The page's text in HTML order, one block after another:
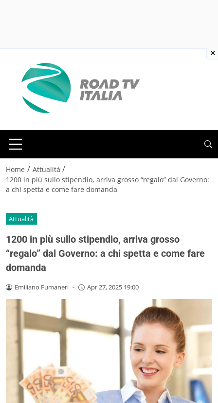
Home / Attualità /
1200 in più sullo stipendio, arriva grosso “regalo” dal Governo:
a chi spetta e come fare domanda
Attualità
1200 in più sullo stipendio, arriva grosso
“regalo” dal Governo: a chi spetta e come fare
domanda
Emiliano Fumaneri - Apr 27, 2025 19:00
×